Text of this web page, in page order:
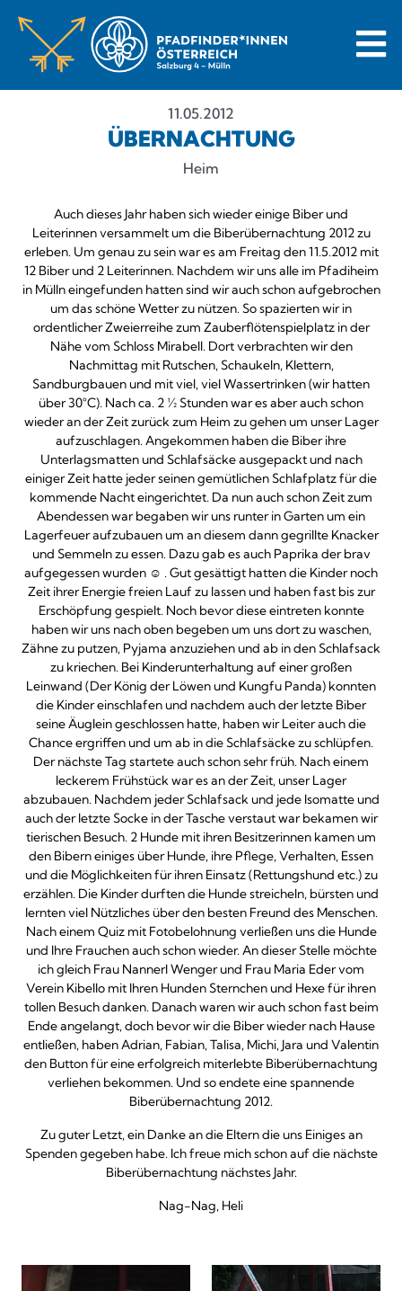
11.05.2012
ÜBERNACHTUNG
Heim
Auch dieses Jahr haben sich wieder einige Biber und
Leiterinnen versammelt um die Biberübernachtung 2012 zu
erleben. Um genau zu sein war es am Freitag den 11.5.2012 mit
12 Biber und 2 Leiterinnen. Nachdem wir uns alle im Pfadiheim
in Mülln eingefunden hatten sind wir auch schon aufgebrochen
um das schöne Wetter zu nützen. So spazierten wir in
ordentlicher Zweierreihe zum Zauberflötenspielplatz in der
Nähe vom Schloss Mirabell. Dort verbrachten wir den
Nachmittag mit Rutschen, Schaukeln, Klettern,
Sandburgbauen und mit viel, viel Wassertrinken (wir hatten
über 30°C). Nach ca. 2 ½ Stunden war es aber auch schon
wieder an der Zeit zurück zum Heim zu gehen um unser Lager
aufzuschlagen. Angekommen haben die Biber ihre
Unterlagsmatten und Schlafsäcke ausgepackt und nach
einiger Zeit hatte jeder seinen gemütlichen Schlafplatz für die
kommende Nacht eingerichtet. Da nun auch schon Zeit zum
Abendessen war begaben wir uns runter in Garten um ein
Lagerfeuer aufzubauen um an diesem dann gegrillte Knacker
und Semmeln zu essen. Dazu gab es auch Paprika der brav
aufgegessen wurden ☺ . Gut gesättigt hatten die Kinder noch
Zeit ihrer Energie freien Lauf zu lassen und haben fast bis zur
Erschöpfung gespielt. Noch bevor diese eintreten konnte
haben wir uns nach oben begeben um uns dort zu waschen,
Zähne zu putzen, Pyjama anzuziehen und ab in den Schlafsack
zu kriechen. Bei Kinderunterhaltung auf einer großen
Leinwand (Der König der Löwen und Kungfu Panda) konnten
die Kinder einschlafen und nachdem auch der letzte Biber
seine Äuglein geschlossen hatte, haben wir Leiter auch die
Chance ergriffen und um ab in die Schlafsäcke zu schlüpfen.
Der nächste Tag startete auch schon sehr früh. Nach einem
leckerem Frühstück war es an der Zeit, unser Lager
abzubauen. Nachdem jeder Schlafsack und jede Isomatte und
auch der letzte Socke in der Tasche verstaut war bekamen wir
tierischen Besuch. 2 Hunde mit ihren Besitzerinnen kamen um
den Bibern einiges über Hunde, ihre Pflege, Verhalten, Essen
und die Möglichkeiten für ihren Einsatz (Rettungshund etc.) zu
erzählen. Die Kinder durften die Hunde streicheln, bürsten und
lernten viel Nützliches über den besten Freund des Menschen.
Nach einem Quiz mit Fotobelohnung verließen uns die Hunde
und Ihre Frauchen auch schon wieder. An dieser Stelle möchte
ich gleich Frau Nannerl Wenger und Frau Maria Eder vom
Verein Kibello mit Ihren Hunden Sternchen und Hexe für ihren
tollen Besuch danken. Danach waren wir auch schon fast beim
Ende angelangt, doch bevor wir die Biber wieder nach Hause
entließen, haben Adrian, Fabian, Talisa, Michi, Jara und Valentin
den Button für eine erfolgreich miterlebte Biberübernachtung
verliehen bekommen. Und so endete eine spannende
Biberübernachtung 2012.
Zu guter Letzt, ein Danke an die Eltern die uns Einiges an
Spenden gegeben habe. Ich freue mich schon auf die nächste
Biberübernachtung nächstes Jahr.
Nag-Nag, Heli